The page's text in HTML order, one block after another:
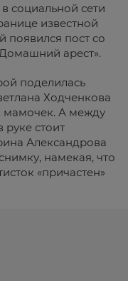
социальной сети
известной
пост со
арест».
поделилась
Ходченкова
мамочек. А между
стоит
Александрова
намекая, что
«причастен»